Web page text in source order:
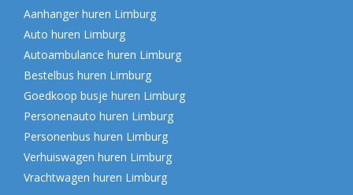
Aanhanger huren Limburg
Auto huren Limburg
Autoambulance huren Limburg
Bestelbus huren Limburg
Goedkoop busje huren Limburg
Personenauto huren Limburg
Personenbus huren Limburg
Verhuiswagen huren Limburg
Vrachtwagen huren Limburg